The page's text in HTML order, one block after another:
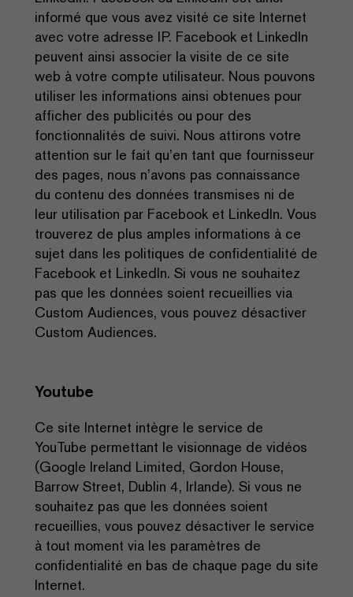
informé que vous avez visité ce site Internet
avec votre adresse IP. Facebook et LinkedIn
peuvent ainsi associer la visite de ce site
web à votre compte utilisateur. Nous pouvons
utiliser les informations ainsi obtenues pour
afficher des publicités ou pour des
fonctionnalités de suivi. Nous attirons votre
attention sur le fait qu’en tant que fournisseur
des pages, nous n’avons pas connaissance
du contenu des données transmises ni de
leur utilisation par Facebook et LinkedIn. Vous
trouverez de plus amples informations à ce
sujet dans les politiques de confidentialité de
Facebook et LinkedIn. Si vous ne souhaitez
pas que les données soient recueillies via
Custom Audiences, vous pouvez désactiver
Custom Audiences.
Youtube
Ce site Internet intègre le service de
YouTube permettant le visionnage de vidéos
(Google Ireland Limited, Gordon House,
Barrow Street, Dublin 4, Irlande). Si vous ne
souhaitez pas que les données soient
recueillies, vous pouvez désactiver le service
à tout moment via les paramètres de
confidentialité en bas de chaque page du site
Internet.